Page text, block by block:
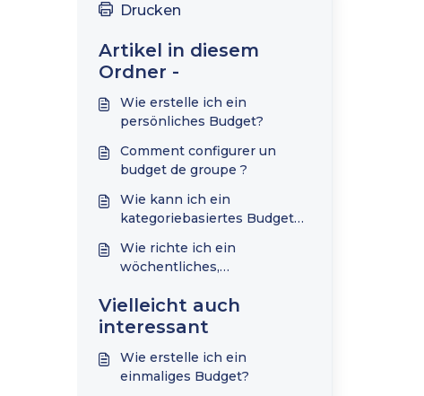
Drucken
Artikel in diesem
Ordner -
Wie erstelle ich ein
persönliches Budget?
Comment configurer un
budget de groupe ?
Wie kann ich ein
kategoriebasiertes Budget
Wie richte ich ein
wöchentliches,
benutzerdefiniertes Budget
ein?
Vielleicht auch
interessant
Wie erstelle ich ein
einmaliges Budget?